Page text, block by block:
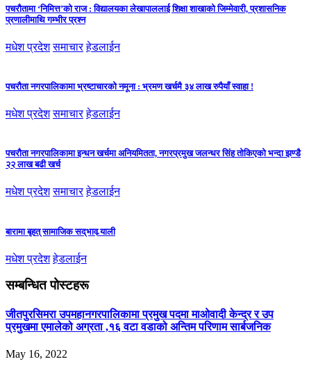
पचरौतामा ‘निमित्त’को राज : विद्यालयका लेखापाललाई शिक्षा शाखाको जिम्मेवारी, प्रशासनिक
प्रणालीमाथि गम्भीर प्रश्न
मधेश प्रदेश समाचार हेडलाईन
पचरौता नगरपालिकामा भ्रष्टाचारको नमूना : भ्रमण खर्चमै ३४ लाख रुपैयाँ स्वाहा !
मधेश प्रदेश समाचार हेडलाईन
पचरौता नगरपालिकामा इन्धन खर्चमा अनियमितता, नगरप्रमुख जलन्धर सिंह तोकिएको भन्दा झण्डै
२२ लाख बढी खर्च
मधेश प्रदेश समाचार हेडलाईन
बारामा बृहत् सामाजिक सद्‌भाव र्‍याली
मधेश प्रदेश हेडलाईन
सम्बन्धित पोस्टहरू
जीतपुरसिमरा उपमहानगरपालिकामा प्रमुख पदमा माओवादी केन्द्र र उप
प्रमुखमा एमालेको अग्रता ,१६ वटा वडाको अन्तिम परिणाम सार्बजनिक
May 16, 2022